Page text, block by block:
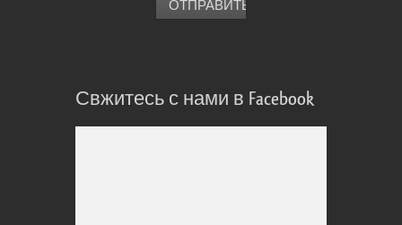
Свжитесь с нами в Facebook